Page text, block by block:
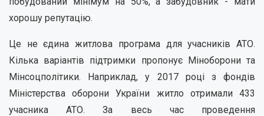
хорошу репутацію.
Це не єдина житлова програма для учасників АТО.
Кілька варіантів підтримки пропонує Міноборони та
Мінсоцполітики. Наприклад, у 2017 році з фондів
Міністерства оборони України житло отримали 433
учасника АТО. За весь час проведення